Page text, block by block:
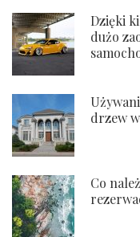
Dzięki
dużo
drzew
Co